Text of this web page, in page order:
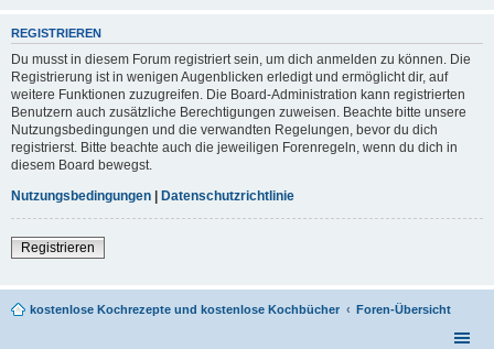
REGISTRIEREN
Du musst in diesem Forum registriert sein, um dich anmelden zu können. Die
Registrierung ist in wenigen Augenblicken erledigt und ermöglicht dir, auf
weitere Funktionen zuzugreifen. Die Board-Administration kann registrierten
Benutzern auch zusätzliche Berechtigungen zuweisen. Beachte bitte unsere
Nutzungsbedingungen und die verwandten Regelungen, bevor du dich
registrierst. Bitte beachte auch die jeweiligen Forenregeln, wenn du dich in
diesem Board bewegst.
Nutzungsbedingungen | Datenschutzrichtlinie
Registrieren
kostenlose Kochrezepte und kostenlose Kochbücher Foren-Übersicht